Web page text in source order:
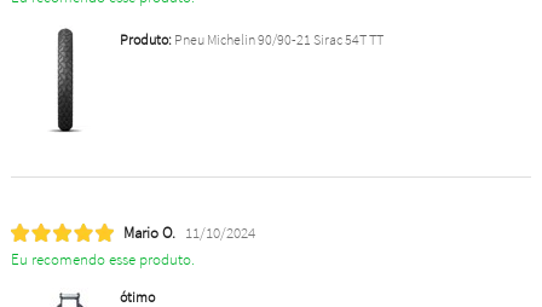
Produto:Pneu Michelin 90/90-21 Sirac 54T TT
Mario O. 11/10/2024
Eu recomendo esse produto.
ótimo